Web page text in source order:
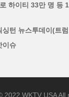
하이티 33만 명 등
턴 뉴스투데이(트
이슈
2022 WKTV USA All